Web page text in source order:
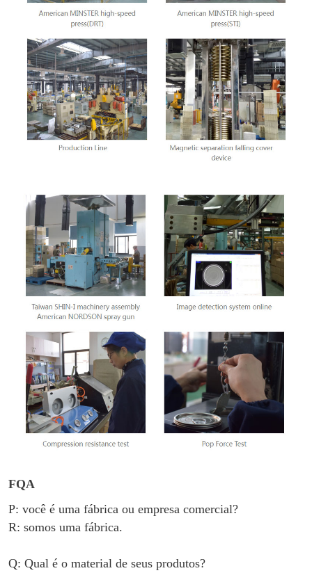
FQA
P: você é uma fábrica ou empresa comercial?
R: somos uma fábrica.
Q: Qual é o material de seus produtos?